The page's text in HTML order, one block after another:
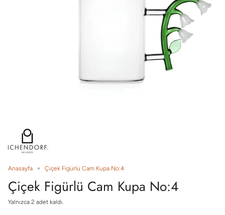
Anasayfa Çiçek Figürlü Cam Kupa No:4
Çiçek Figürlü Cam Kupa No:4
Yalnızca 2 adet kaldı.